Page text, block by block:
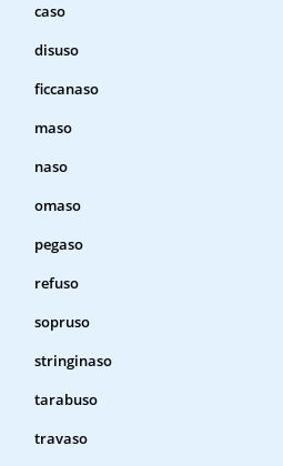
caso
disuso
ficcanaso
maso
naso
omaso
pegaso
refuso
sopruso
stringinaso
tarabuso
travaso